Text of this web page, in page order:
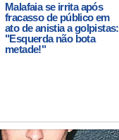
Malafaia se irrita após
fracasso de público em
ato de anistia a golpistas:
"Esquerda não bota
metade!"